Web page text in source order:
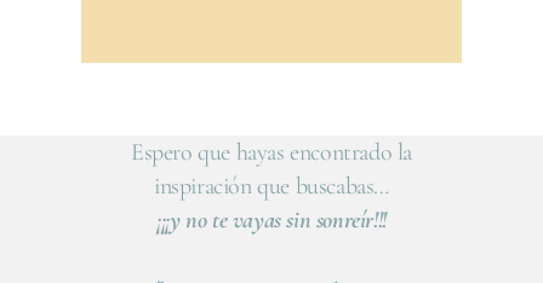
Espero que hayas encontrado la
inspiración que buscabas…
¡¡¡y no te vayas sin sonreír!!!